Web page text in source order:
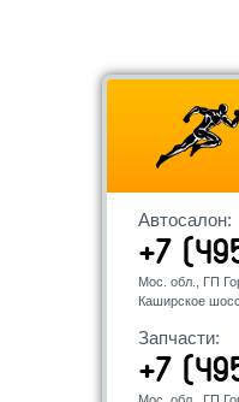
Автосалон:
+7
Мос. обл., ГП
Каширское
Запчасти:
+7